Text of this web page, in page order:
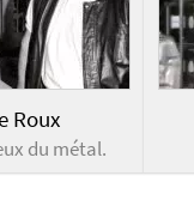
Roux
du métal.